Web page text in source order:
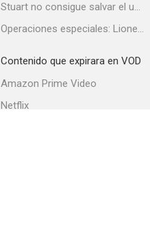
Stuart no consigue salvar el universo
Operaciones especiales: Lioness
Contenido que expirara en VOD
Amazon Prime Video
Netflix